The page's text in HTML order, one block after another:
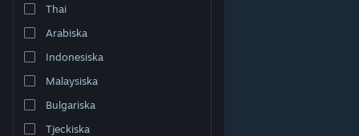
Se skrivbordswebbplats
Thai
Arabiska
Indonesiska
Malaysiska
Bulgariska
Tjeckiska